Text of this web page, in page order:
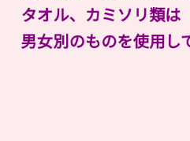
タオル、カミソリ類は
男女別のものを使用し